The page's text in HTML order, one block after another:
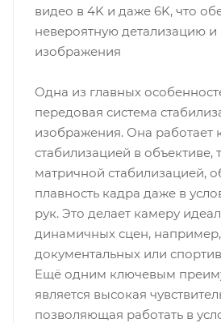
видео в 4K и даже 6K, что
невероятную детализацию и
изображения
Одна из главных
передовая система
изображения. Она работает
стабилизацией в объективе,
матричной стабилизацией,
плавность кадра даже в
рук. Это делает камеру
динамичных сцен,
документальных или
Ещё одним ключевым
является высокая
позволяющая работать в